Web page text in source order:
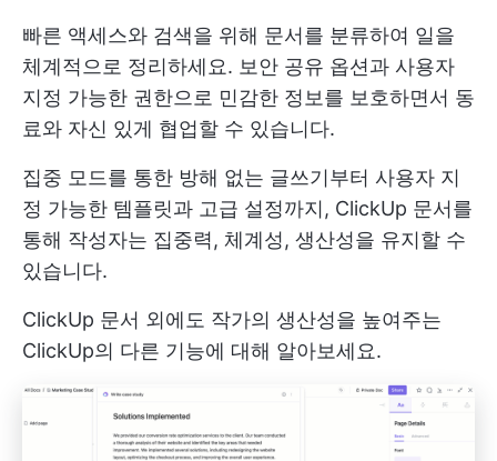
빠른 액세스와 검색을 위해 문서를 분류하여 일을
체계적으로 정리하세요. 보안 공유 옵션과 사용자
지정 가능한 권한으로 민감한 정보를 보호하면서 동
료와 자신 있게 협업할 수 있습니다.
집중 모드를 통한 방해 없는 글쓰기부터 사용자 지
정 가능한 템플릿과 고급 설정까지, ClickUp 문서를
통해 작성자는 집중력, 체계성, 생산성을 유지할 수
있습니다.
ClickUp 문서 외에도 작가의 생산성을 높여주는
ClickUp의 다른 기능에 대해 알아보세요.